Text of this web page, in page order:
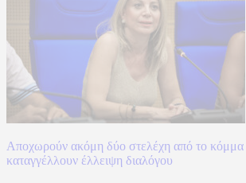
Αποχωρούν ακόμη δύο στελέχη από το κόμμα
καταγγέλλουν έλλειψη διαλόγου